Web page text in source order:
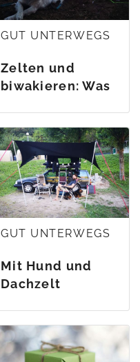
GUT UNTERWEGS
Zelten und
biwakieren: Was
GUT UNTERWEGS
Mit Hund und
Dachzelt